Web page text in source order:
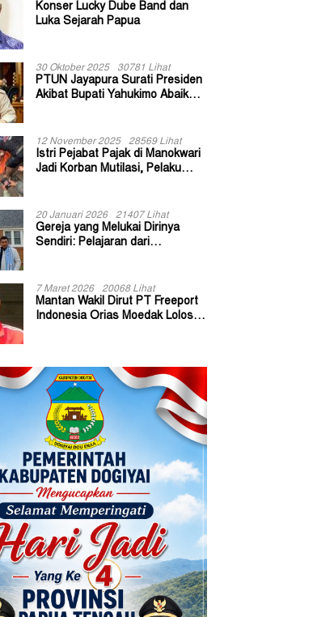
Konser Lucky Dube Band dan
Luka Sejarah Papua
30 Oktober 2025 30781 Lihat
PTUN Jayapura Surati Presiden
Akibat Bupati Yahukimo Abaikan
12 November 2025 28569 Lihat
Istri Pejabat Pajak di Manokwari
Jadi Korban Mutilasi, Pelaku
20 Januari 2026 21407 Lihat
Gereja yang Melukai Dirinya
Sendiri: Pelajaran dari
7 Maret 2026 20068 Lihat
Mantan Wakil Dirut PT Freeport
Indonesia Orias Moedak Lolos